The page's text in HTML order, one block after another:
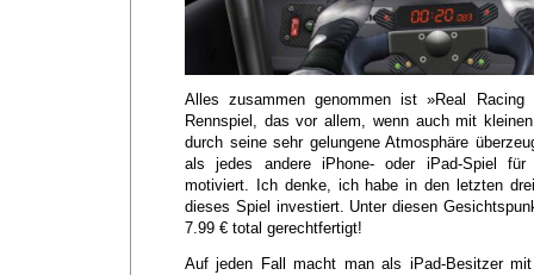
Alles zusammen genommen ist »Real Racing
Rennspiel, das vor allem, wenn auch mit
durch seine sehr gelungene Atmosphäre
als jedes andere iPhone- oder iPad-Spiel
motiviert. Ich denke, ich habe in den letzten
dieses Spiel investiert. Unter diesen
7.99 € total gerechtfertigt!
Auf jeden Fall macht man als iPad-Besitzer